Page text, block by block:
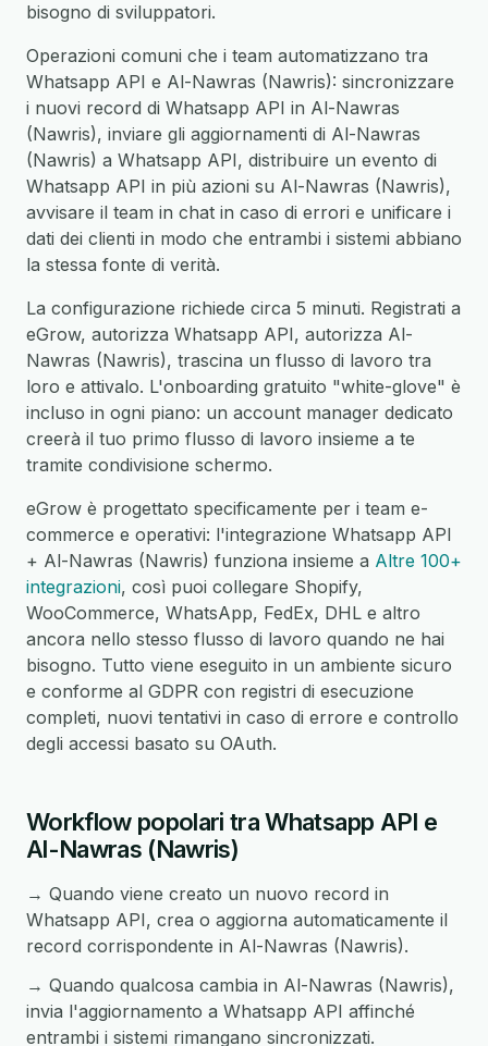
bisogno di sviluppatori.
Operazioni comuni che i team automatizzano tra
Whatsapp API e Al-Nawras (Nawris): sincronizzare
i nuovi record di Whatsapp API in Al-Nawras
(Nawris), inviare gli aggiornamenti di Al-Nawras
(Nawris) a Whatsapp API, distribuire un evento di
Whatsapp API in più azioni su Al-Nawras (Nawris),
avvisare il team in chat in caso di errori e unificare i
dati dei clienti in modo che entrambi i sistemi abbiano
la stessa fonte di verità.
La configurazione richiede circa 5 minuti. Registrati a
eGrow, autorizza Whatsapp API, autorizza Al-
Nawras (Nawris), trascina un flusso di lavoro tra
loro e attivalo. L'onboarding gratuito "white-glove" è
incluso in ogni piano: un account manager dedicato
creerà il tuo primo flusso di lavoro insieme a te
tramite condivisione schermo.
eGrow è progettato specificamente per i team e-
commerce e operativi: l'integrazione Whatsapp API
+ Al-Nawras (Nawris) funziona insieme a Altre 100+
integrazioni, così puoi collegare Shopify,
WooCommerce, WhatsApp, FedEx, DHL e altro
ancora nello stesso flusso di lavoro quando ne hai
bisogno. Tutto viene eseguito in un ambiente sicuro
e conforme al GDPR con registri di esecuzione
completi, nuovi tentativi in caso di errore e controllo
degli accessi basato su OAuth.
Workflow popolari tra Whatsapp API e
Al-Nawras (Nawris)
→ Quando viene creato un nuovo record in
Whatsapp API, crea o aggiorna automaticamente il
record corrispondente in Al-Nawras (Nawris).
→ Quando qualcosa cambia in Al-Nawras (Nawris),
invia l'aggiornamento a Whatsapp API affinché
entrambi i sistemi rimangano sincronizzati.